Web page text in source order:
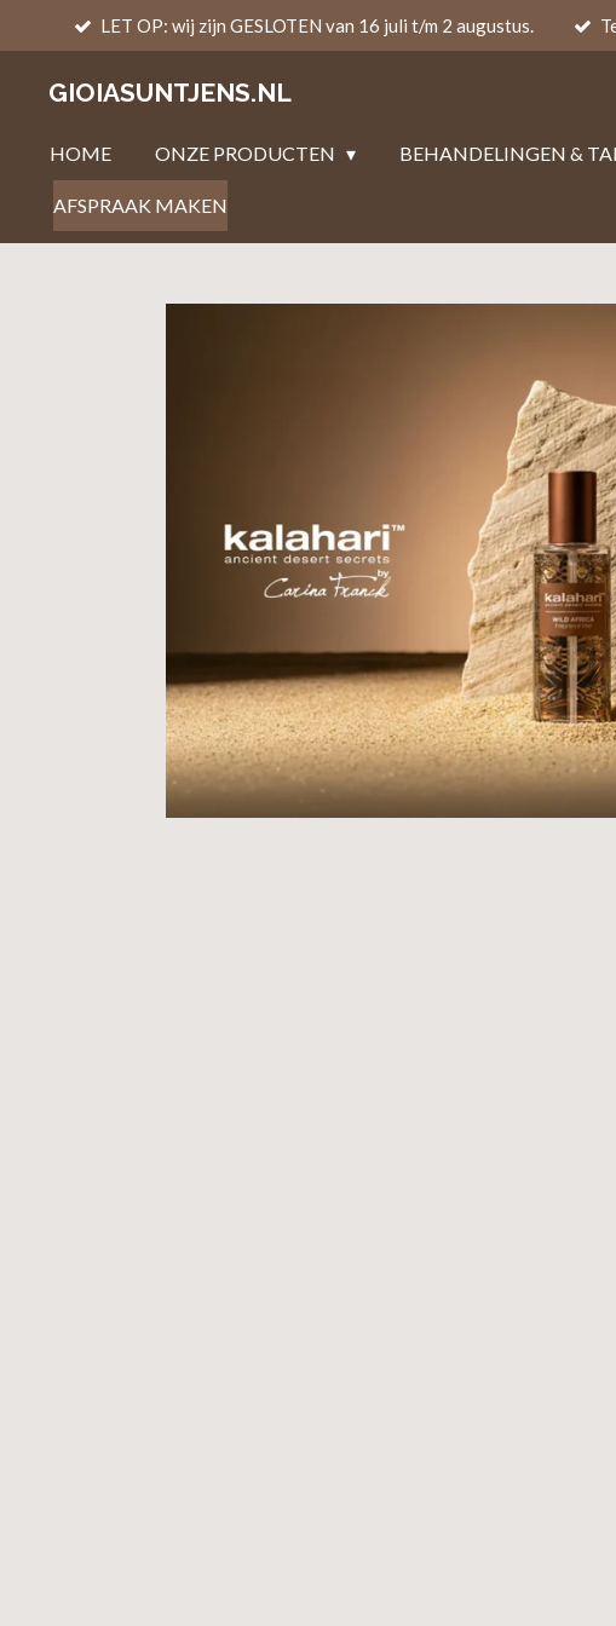
hoofdinhoud
LET OP: wij zijn GESLOTEN van 16 juli t/m 2 augustus.
GIOIASUNTJENS.NL
HOME ONZE PRODUCTEN BEHANDELINGEN &
AFSPRAAK MAKEN